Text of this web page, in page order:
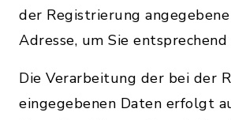
der Registrierung
Adresse, um Sie
Die Verarbeitung der bei der
eingegebenen Daten erfolgt